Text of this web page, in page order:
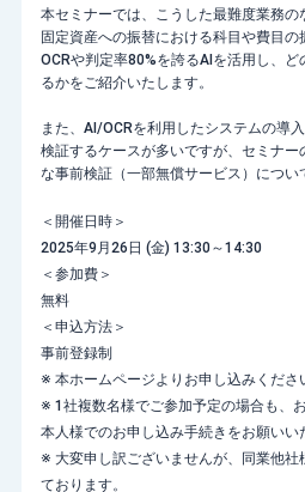
本セミナーでは、こうした最難度業務の
固定資産への振替における科目や費目の
OCRや判定率80%を誇るAIを活用し、
るかをご紹介いたします。
また、AI/OCRを利用したシステムの導
検証するケースが多いですが、セミナー
な事前検証（一部無償サービス）につい
＜開催日時＞
2025年9月26日 (金) 13:30～14:30
＜参加費＞
無料
＜申込方法＞
事前登録制
※ 本ホームページよりお申し込みくださ
※ 1社複数名様でご参加予定の場合も、
本人様でのお申し込み手続きをお願いい
※ 大変申し訳ございませんが、同業他社
ております。